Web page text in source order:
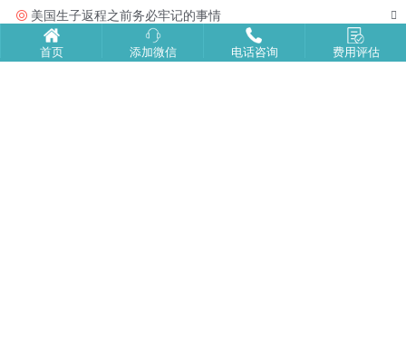
美国生子返程之前务必牢记的事情
赴美产子为孩子带来的多元成长优势
首页 添加微信 电话咨询 费用评估